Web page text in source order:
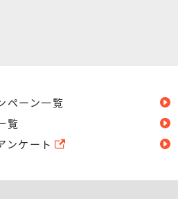
ペーン一覧
覧
ンケート